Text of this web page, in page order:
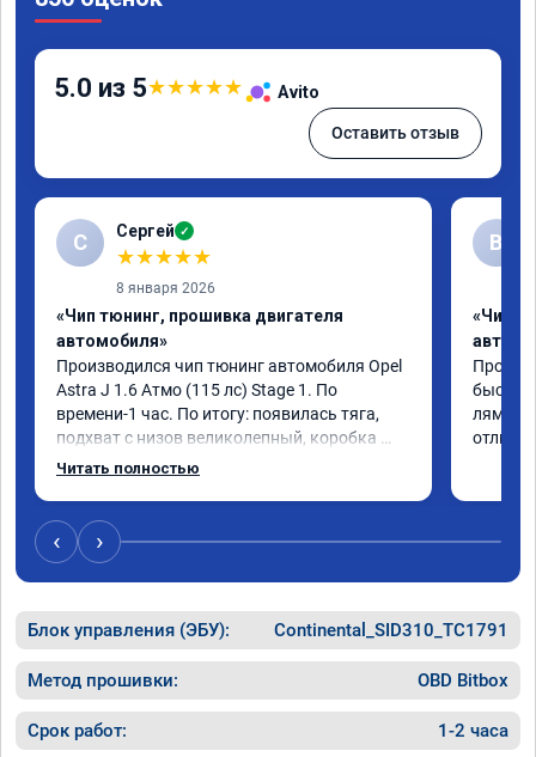
5.0 из 5★★★★★ Avito
Оставить отзыв
С Сергей ✓
★★★★★
8 января 2026
«Чип тюнинг, прошивка двигателя
автомобиля»
Производился чип тюнинг автомобиля Opel
Astra J 1.6 Атмо (115 лс) Stage 1. По
времени-1 час. По итогу: появилась тяга,
подхват с низов великолепный, коробка
стала работать плавнее. На трассе быстрее
доволен как слон ))) Рекомендую
компанию!
Читать полностью
В
«Чип
быстро
лямбде
отлично
‹ ›
Блок управления (ЭБУ): Continental_SID310_TC1791
Метод прошивки: OBD Bitbox
Срок работ: 1-2 часа